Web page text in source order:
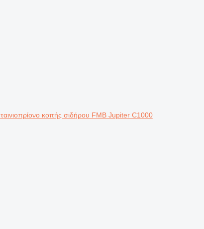
ταινιοπρίονο κοπής σιδήρου FMB Jupiter C1000